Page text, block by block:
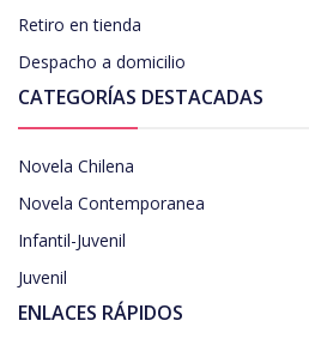
Retiro en tienda
Despacho a domicilio
CATEGORÍAS DESTACADAS
Novela Chilena
Novela Contemporanea
Infantil-Juvenil
Juvenil
ENLACES RÁPIDOS